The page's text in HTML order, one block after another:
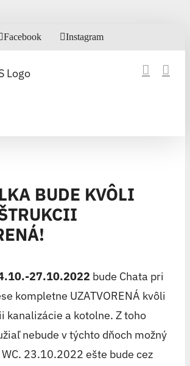
Facebook Instagram
BUDE KVÔLI
27.10.2022 bude Chata pri
kompletne UZATVORENÁ kvôli
kanalizácie a kotolne. Z toho
nebude v týchto dňoch možný
23.10.2022 ešte bude cez